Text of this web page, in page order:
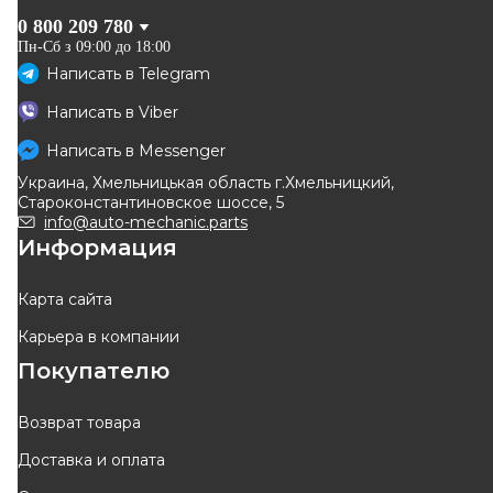
FREMAX
Тормозной диск задний
305mm. Renault Master II +
Opel Movano A 98->10
Код: BD-1410
1 226 грн
1 104 грн
КУПИТЬ
Отправка
Movano 98–
3 711 грн
3 340
- 10 %
0 800 209 780
Пн-Сб з 09:00 до 18:00
Написать в Telegram
Написать в Viber
Написать в Messenger
Украина, Хмельницькая область г.Хмельницкий,
Староконстантиновское шоссе, 5
info@auto-mechanic.parts
Информация
Карта сайта
Карьера в компании
Покупателю
Возврат товара
Доставка и оплата